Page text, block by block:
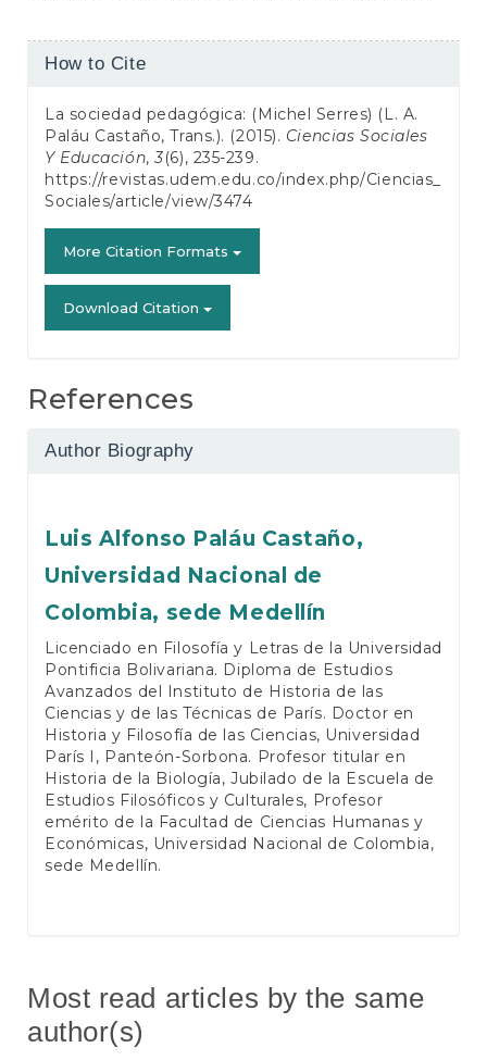
Article
How to Cite
La sociedad pedagógica: (Michel Serres) (L. A.
Paláu Castaño, Trans.). (2015). Ciencias Sociales
Y Educación,3(6), 235-239.
https://revistas.udem.edu.co/index.php/Ciencias_
Sociales/article/view/3474
More Citation Formats
Download Citation
References
Author Biography
Luis Alfonso Paláu Castaño,
Universidad Nacional de
Colombia, sede Medellín
Licenciado en Filosofía y Letras de la Universidad
Pontificia Bolivariana. Diploma de Estudios
Avanzados del Instituto de Historia de las
Ciencias y de las Técnicas de París. Doctor en
Historia y Filosofía de las Ciencias, Universidad
París I, Panteón-Sorbona. Profesor titular en
Historia de la Biología, Jubilado de la Escuela de
Estudios Filosóficos y Culturales, Profesor
emérito de la Facultad de Ciencias Humanas y
Económicas, Universidad Nacional de Colombia,
sede Medellín.
Most read articles by the same
author(s)